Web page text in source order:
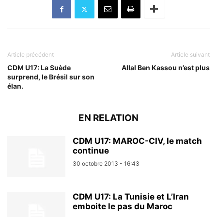
Article précédent
CDM U17: La Suède
surprend, le Brésil sur son
élan.
Article suivant
Allal Ben Kassou n’est plus
EN RELATION
CDM U17: MAROC-CIV, le match
continue
30 octobre 2013 - 16:43
CDM U17: La Tunisie et L’Iran
emboite le pas du Maroc